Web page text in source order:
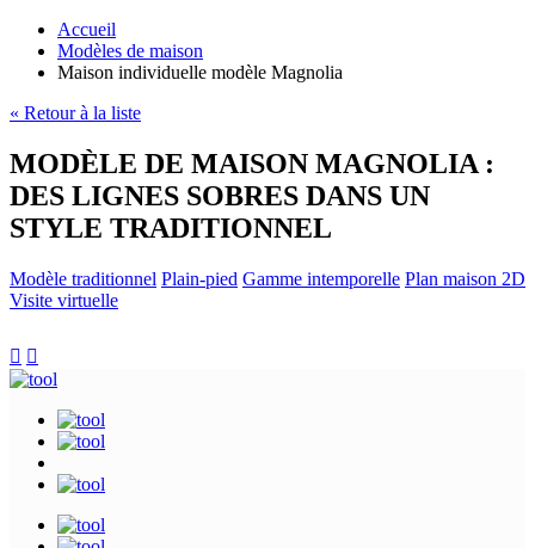
Accueil
Modèles de maison
Maison individuelle modèle Magnolia
« Retour à la liste
MODÈLE DE MAISON MAGNOLIA :
DES LIGNES SOBRES DANS UN
STYLE TRADITIONNEL
Modèle traditionnel Plain-pied Gamme intemporelle Plan maison 2D
Visite virtuelle
 